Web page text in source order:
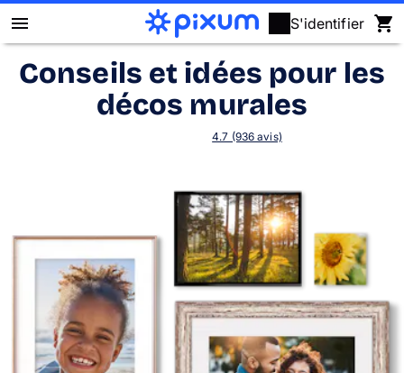
S'identifier
Livre photo Pixum
Calendrier photo
Coque
Cartes
Conseils et idées pour les
décos murales
4.7 (936 avis)